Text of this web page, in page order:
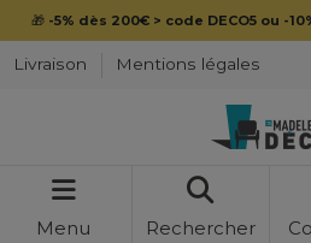
🎁 -5% dès 200€ > code DECO5 ou -
Livraison Mentions légales
Menu Rechercher